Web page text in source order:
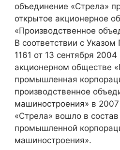
объединение «Стрела»
открытое акционерное
«Производственное
В соответствии с
1161 от 13 сентября
акционерном обществе
промышленная
производственное
машиностроения» в
«Стрела» вошло в
промышленной
машиностроения».